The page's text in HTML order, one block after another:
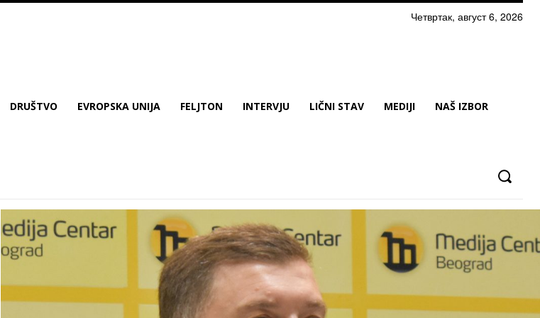
Четвртак, август 6, 2026
DRUŠTVO EVROPSKA UNIJA FELJTON INTERVJU LIČNI STAV MEDIJI NAŠ IZBOR